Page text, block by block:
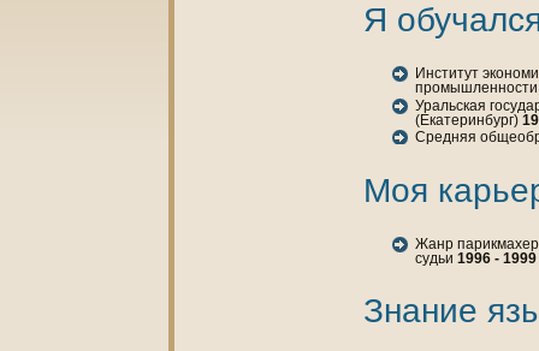
Я
Институт
Уральская
(Екатеринбург)
Средняя
Моя
Жанр
судьи 1996 - 1999
Знaние